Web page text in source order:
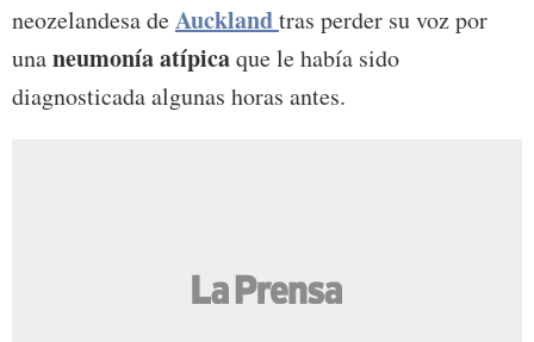
neozelandesa deAucklandtras perder su voz por
unaneumonía atípicaque le había sido
diagnosticada algunas horas antes.